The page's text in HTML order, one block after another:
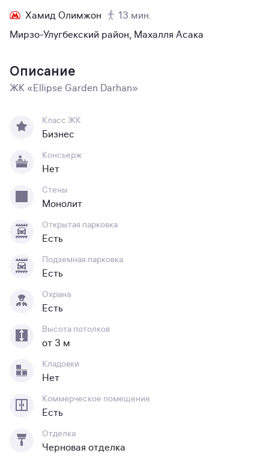
Хамид Олимжон
13 мин.
Мирзо-Улугбекский район, Махалля Асака
Описание
ЖК «Ellipse Garden Darhan»
Класс ЖК
Бизнес
Консьерж
Нет
Стены
Монолит
Открытая парковка
Есть
Подземная парковка
Есть
Охрана
Есть
Высота потолков
от 3 м
Кладовки
Нет
Коммерческое помещение
Есть
Отделка
Черновая отделка